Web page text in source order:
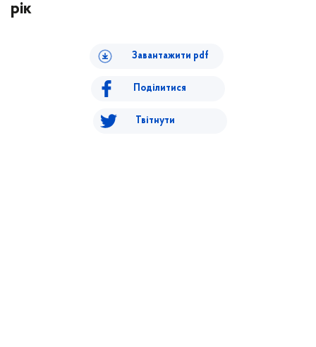
рік
Завантажити pdf
Поділитися
Твітнути